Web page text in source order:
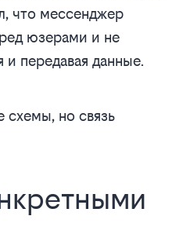
что мессенджер
юзерами и не
передавая данные.
схемы, но связь